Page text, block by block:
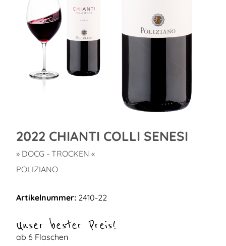
2022 CHIANTI COLLI SENESI
» DOCG - TROCKEN «
POLIZIANO
Artikelnummer: 2410-22
Unser bester Preis!
ab 6 Flaschen